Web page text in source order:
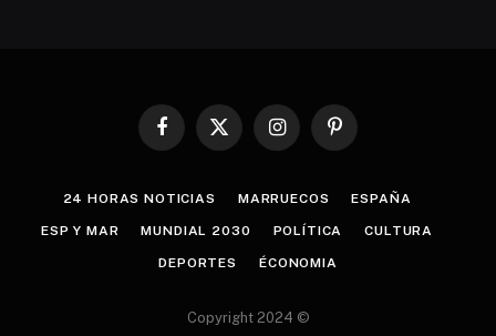
Facebook
X
InstagramPinterest
24 HORAS NOTICIAS MARRUECOS ESPAÑA
ESP Y MAR MUNDIAL 2030 POLÍTICA CULTURA
DEPORTES ÉCONOMIA
Copyright 2024 ©